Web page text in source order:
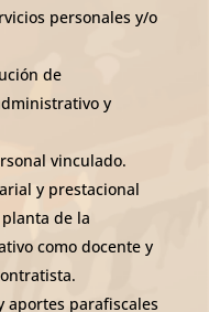
personales y/o
de
y
vinculado.
y prestacional
de la
como docente y
aportes parafiscales